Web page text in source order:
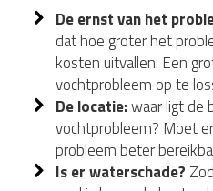
De ernst van het
dat hoe groter het
kosten uitvallen. Een
vochtprobleem op te
De locatie:waar ligt de
vochtprobleem? Moet
probleem beter
Is er waterschade?